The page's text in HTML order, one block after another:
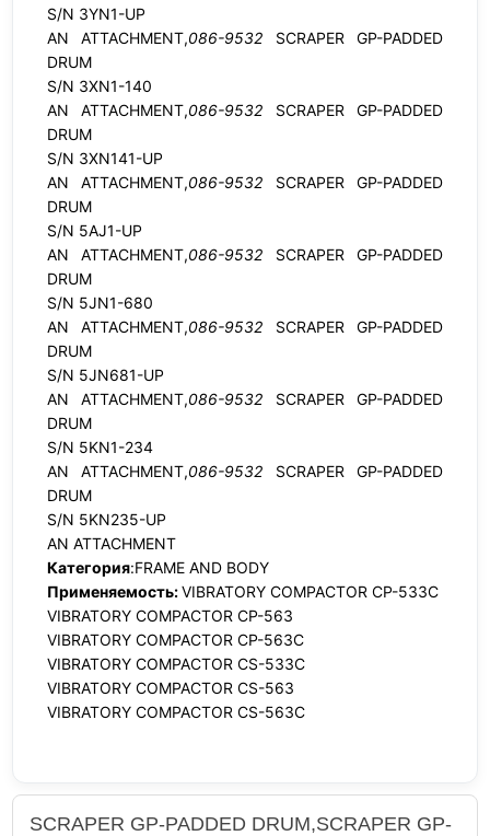
S/N 3YN1-UP
AN ATTACHMENT,086-9532 SCRAPER GP-PADDED
DRUM
S/N 3XN1-140
AN ATTACHMENT,086-9532 SCRAPER GP-PADDED
DRUM
S/N 3XN141-UP
AN ATTACHMENT,086-9532 SCRAPER GP-PADDED
DRUM
S/N 5AJ1-UP
AN ATTACHMENT,086-9532 SCRAPER GP-PADDED
DRUM
S/N 5JN1-680
AN ATTACHMENT,086-9532 SCRAPER GP-PADDED
DRUM
S/N 5JN681-UP
AN ATTACHMENT,086-9532 SCRAPER GP-PADDED
DRUM
S/N 5KN1-234
AN ATTACHMENT,086-9532 SCRAPER GP-PADDED
DRUM
S/N 5KN235-UP
AN ATTACHMENT
Категория:FRAME AND BODY
Применяемость:VIBRATORY COMPACTOR CP-533C
VIBRATORY COMPACTOR CP-563
VIBRATORY COMPACTOR CP-563C
VIBRATORY COMPACTOR CS-533C
VIBRATORY COMPACTOR CS-563
VIBRATORY COMPACTOR CS-563C
SCRAPER GP-PADDED DRUM,SCRAPER GP-